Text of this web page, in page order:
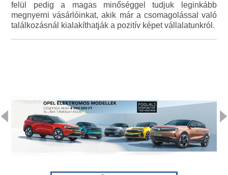
felül pedig a magas minőséggel tudjuk leginkább
megnyerni vásárlóinkat, akik már a csomagolással való
találkozásnál kialakíthatják a pozitív képet vállalatunkról.